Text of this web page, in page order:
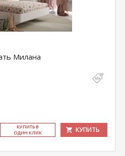
Милана
КУ­ПИТЬ В
ОДИН КЛИК
КУПИТЬ